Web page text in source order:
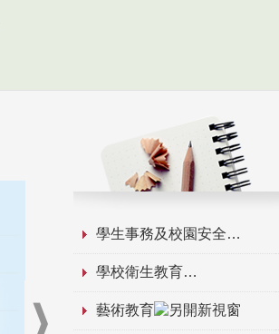
學生事務及校園安全
學校衛生教育
藝術教育